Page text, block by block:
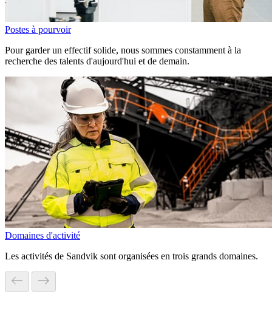
Postes à pourvoir
Pour garder un effectif solide, nous sommes constamment à la
recherche des talents d'aujourd'hui et de demain.
Domaines d'activité
Les activités de Sandvik sont organisées en trois grands domaines.